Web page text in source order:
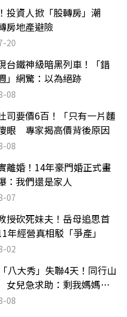
投資人掀「股轉房」潮
房地產避險
20
台鐵神級暗黑列車！「錯
」網驚：以為絕跡
08
司要價6百！「只有一片麵
眼 專家揭高價背後原因
08
離婚！14年豪門婚正式畫
我們還是家人
07
授砍死妹夫！岳母追思首
經營真相駁「爭產」
02
八大秀」失聯4天！同行山
兒急求助：剩我媽媽還
08